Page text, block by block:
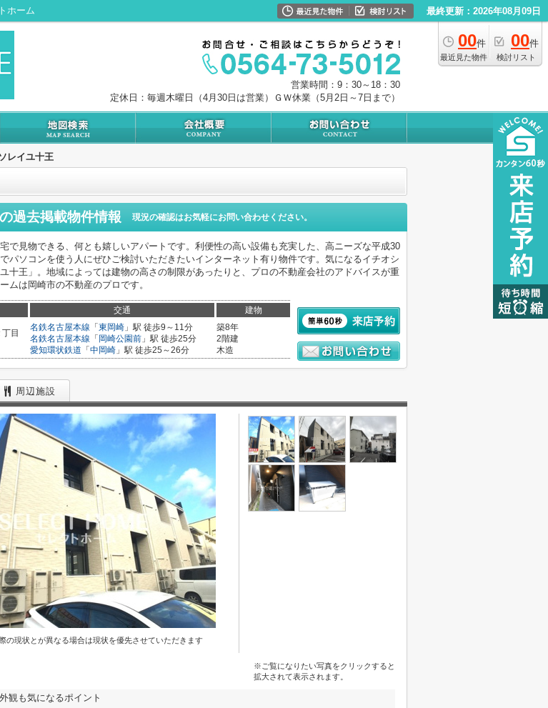
ホーム 最終更新：2026年08月09日
00件
最近見た物件
00件
検討リスト
営業時間：9：30～18：30
定休日：毎週木曜日（4月30日は営業）ＧＷ休業（5月2日～7日まで）
レイユ十王
の過去掲載物件情報 現況の確認はお気軽にお問い合わせください。
で見物できる、何とも嬉しいアパートです。利便性の高い設備も充実した、高ニーズな平成30
パソコンを使う人にぜひご検討いただきたいインターネット有り物件です。気になるイチオシ
十王」。地域によっては建物の高さの制限があったりと、プロの不動産会社のアドバイスが重
ムは岡崎市の不動産のプロです。
交通 建物
丁目
名鉄名古屋本線 「 東岡崎 」駅 徒歩9～11分
名鉄名古屋本線 「 岡崎公園前 」駅 徒歩25分
愛知環状鉄道 「 中岡崎 」駅 徒歩25～26分
築8年
2階建
木造
周辺施設
の現状とが異なる場合は現状を優先させていただきます
※ご覧になりたい写真をクリックすると
拡大されて表示されます。
外観も気になるポイント